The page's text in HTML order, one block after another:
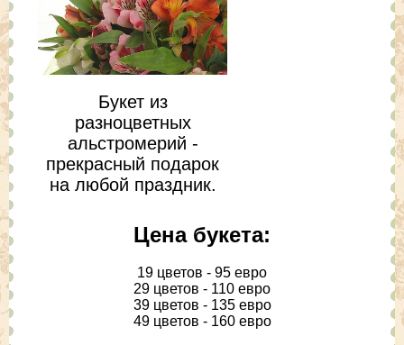
Букет из
разноцветных
альстромерий -
прекрасный подарок
на любой праздник.
Цена букета:
19 цветов - 95 евро
29 цветов - 110 евро
39 цветов - 135 евро
49 цветов - 160 евро